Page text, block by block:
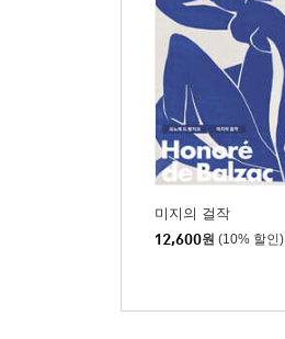
미지의 걸작
12,600원 (10% 할인)